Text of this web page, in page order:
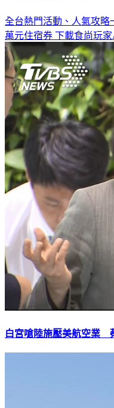
全台熱門活動、人氣攻略
萬元住宿券 下載食尚玩
白宮嗆陸施壓美航空業